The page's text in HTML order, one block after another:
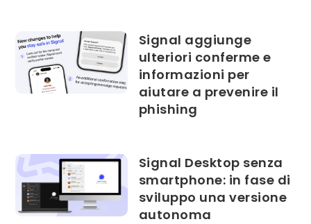
Signal aggiunge
ulteriori conferme e
informazioni per
aiutare a prevenire il
phishing
Signal Desktop senza
smartphone: in fase di
sviluppo una versione
autonoma